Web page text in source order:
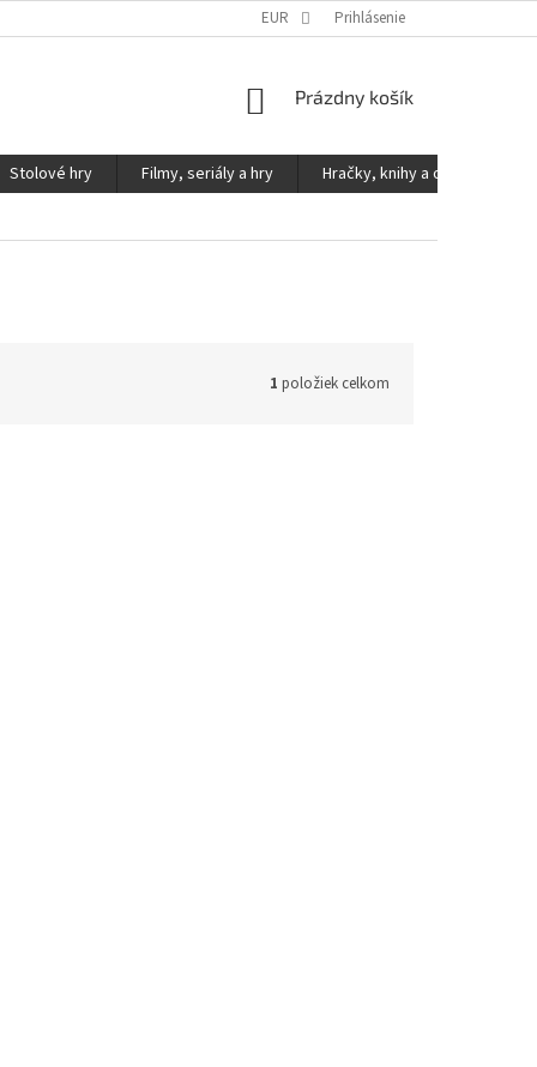
PODMIENKY OCHRANY OSOBNÝCH ÚDAJOV
EUR Prihlásenie
NÁKUPNÝ
Prázdny košík
Stolové hry Filmy, seriály a hry
Hračky, knihy a ostatné
1 položiek celkom